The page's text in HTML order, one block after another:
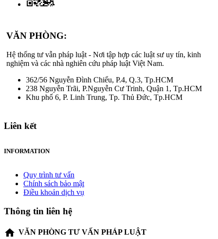
VĂN PHÒNG:
Hệ thống tư vẫn pháp luật - Nơi tập hợp các luật sư uy tín, kinh
nghiệm và các nhà nghiên cứu pháp luật Việt Nam.
362/56 Nguyễn Đình Chiểu, P.4, Q.3, Tp.HCM
238 Nguyễn Trãi, P.Nguyễn Cư Trinh, Quận 1, Tp.HCM
Khu phố 6, P. Linh Trung, Tp. Thủ Đức, Tp.HCM
Liên kết
INFORMATION
Quy trình tư vấn
Chính sách bảo mật
Điều khoản dịch vụ
Thông tin liên hệ
home VĂN PHÒNG TƯ VẤN PHÁP LUẬT